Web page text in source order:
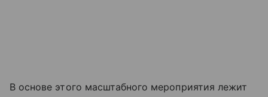
В основе этого масштабного мероприятия лежит